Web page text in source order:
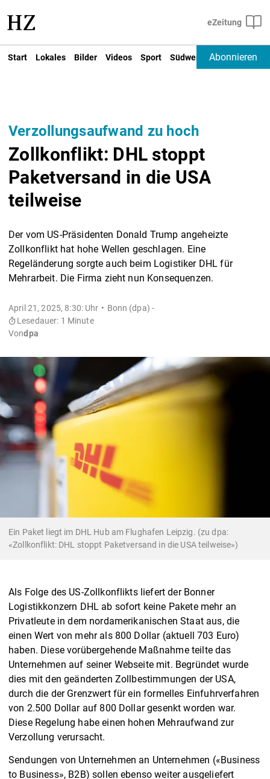
Start Lokales Bilder Videos Sport Südwest Deutschland
Abonnieren
Verzollungsaufwand zu hoch
Zollkonflikt: DHL stoppt
Paketversand in die USA
teilweise
Der vom US-Präsidenten Donald Trump angeheizte
Zollkonflikt hat hohe Wellen geschlagen. Eine
Regeländerung sorgte auch beim Logistiker DHL für
Mehrarbeit. Die Firma zieht nun Konsequenzen.
April 21, 2025, 8:30: Uhr
Bonn (dpa) -
Lesedauer: 1 Minute
Vondpa
Ein Paket liegt im DHL Hub am Flughafen Leipzig. (zu dpa:
«Zollkonflikt: DHL stoppt Paketversand in die USA teilweise»)
Als Folge des US-Zollkonflikts liefert der Bonner
Logistikkonzern DHL ab sofort keine Pakete mehr an
Privatleute in dem nordamerikanischen Staat aus, die
einen Wert von mehr als 800 Dollar (aktuell 703 Euro)
haben. Diese vorübergehende Maßnahme teilte das
Unternehmen auf seiner Webseite mit. Begründet wurde
dies mit den geänderten Zollbestimmungen der USA,
durch die der Grenzwert für ein formelles Einfuhrverfahren
von 2.500 Dollar auf 800 Dollar gesenkt worden war.
Diese Regelung habe einen hohen Mehraufwand zur
Verzollung verursacht.
Sendungen von Unternehmen an Unternehmen («Business
to Business», B2B) sollen ebenso weiter ausgeliefert